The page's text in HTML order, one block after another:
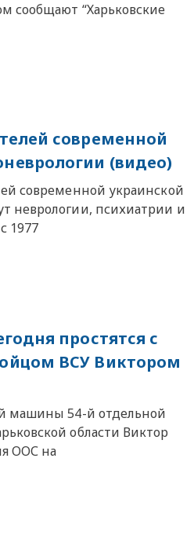
сообщают “Харьковские
современной
(видео)
современной украинской
неврологии, психиатрии и
1977
простятся с
ВСУ Виктором
машины 54-й отдельной
области Виктор
ООС на